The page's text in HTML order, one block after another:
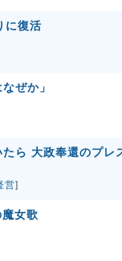
に復活
ぜか」
ら 大政奉還のプレ
営]
女歌